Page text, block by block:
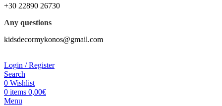
+30 22890 26730
Any questions
kidsdecormykonos@gmail.com
Login / Register
Search
0 Wishlist
0 items 0,00€
Menu